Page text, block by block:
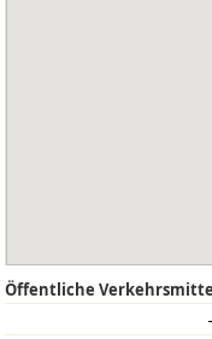
Öffentliche